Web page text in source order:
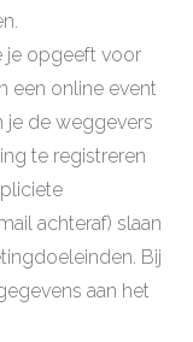
je opgeeft voor
een online event
je de weggevers
te registreren
achteraf) slaan
Bij
aan het